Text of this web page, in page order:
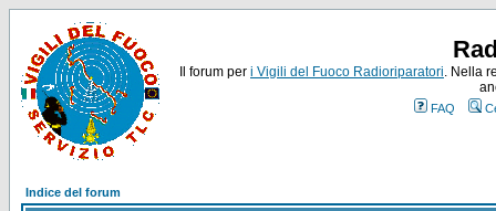
Il forum per i Vigili del Fuoco Radioriparatori. Nella
FAQ
Indice del forum